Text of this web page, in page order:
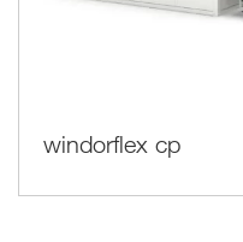
windorflex cp